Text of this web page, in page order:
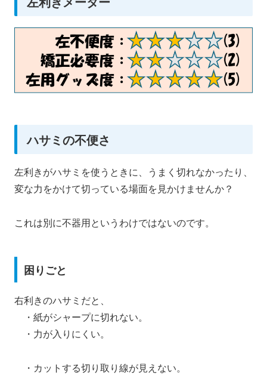
ハサミの不便さ
左利きがハサミを使うときに、うまく切れなかったり、
変な力をかけて切っている場面を見かけませんか？
これは別に不器用というわけではないのです。
困りごと
右利きのハサミだと、
・紙がシャープに切れない。
・力が入りにくい。
・カットする切り取り線が見えない。